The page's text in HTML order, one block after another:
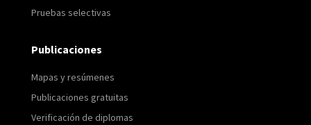
Pruebas selectivas
Publicaciones
Mapas y resúmenes
Publicaciones gratuitas
Verificación de diplomas